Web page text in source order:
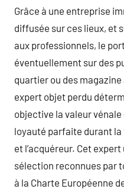
Grâce à une entreprise
diffusée sur ces lieux, et
aux professionnels, le
éventuellement sur des
quartier ou des
expert objet perdu
objective la valeur vénale
loyauté parfaite durant
et l’acquéreur. Cet
sélection reconnues par
à la Charte Européenne